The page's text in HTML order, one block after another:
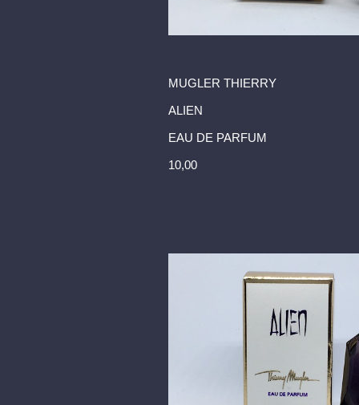
MUGLER THIERRY
ALIEN
EAU DE PARFUM
10,00